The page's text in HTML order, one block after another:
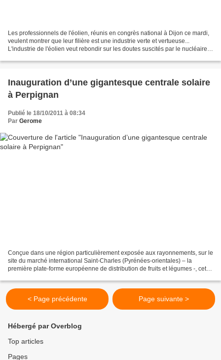
Les professionnels de l'éolien, réunis en congrès national à Dijon ce mardi,
veulent montrer que leur filière est une industrie verte et vertueuse...
L'industrie de l'éolien veut rebondir sur les doutes suscités par le nucléaire
Inauguration d’une gigantesque centrale solaire
à Perpignan
Publié le 18/10/2011 à 08:34
Par Gerome
Conçue dans une région particulièrement exposée aux rayonnements, sur le
site du marché international Saint-Charles (Pyrénées-orientales) – la
première plate-forme européenne de distribution de fruits et légumes -, cette
< Page précédente Page suivante >
Hébergé par Overblog
Top articles
Pages